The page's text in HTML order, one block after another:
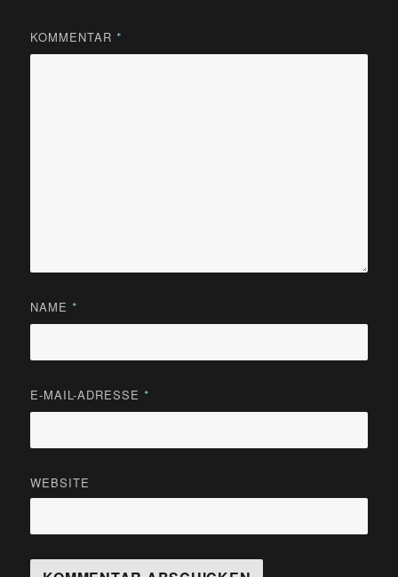
KOMMENTAR *
NAME *
E-MAIL-ADRESSE *
WEBSITE